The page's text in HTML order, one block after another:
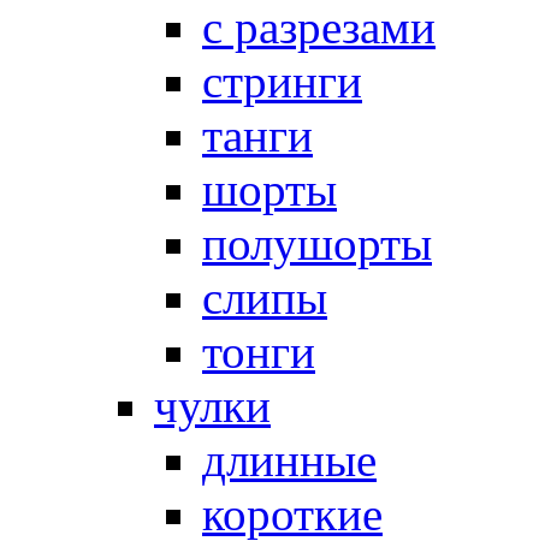
с разрезами
стринги
танги
шорты
полушорты
слипы
тонги
чулки
длинные
короткие